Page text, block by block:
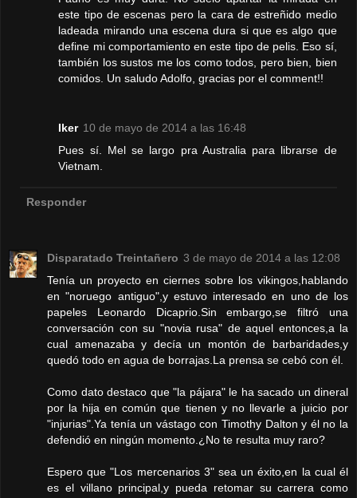
este tipo de escenas pero la cara de estreñido medio
ladeada mirando una escena dura si que es algo que
define mi comportamiento en este tipo de pelis. Eso sí,
también los sustos me los como todos, pero bien, bien
comidos. Un saludo Adolfo, gracias por el comment!!
Iker 10 de mayo de 2014 a las 16:48
Pues sí. Mel se largo pra Australia para librarse de
Vietnam.
Responder
Disparatado Treintañero 3 de mayo de 2014 a las 12:08
Tenía un proyecto en ciernes sobre los vikingos,hablando
en "noruego antiguo",y estuvo interesado en uno de los
papeles Leonardo Dicaprio.Sin embargo,se filtró una
conversación con su "novia rusa" de aquel entonces,a la
cual amenazaba y decía un montón de barbaridades,y
quedó todo en agua de borrajas.La prensa se cebó con él.
Como dato destaco que "la pájara" le ha sacado un dineral
por la hija en común que tienen y no llevarle a juicio por
"injurias".Ya tenía un vástago con Timothy Dalton y él no la
defendió en ningún momento.¿No te resulta muy raro?
Espero que "Los mercenarios 3" sea un éxito,en la cual él
es el villano principal,y pueda retomar su carrera como